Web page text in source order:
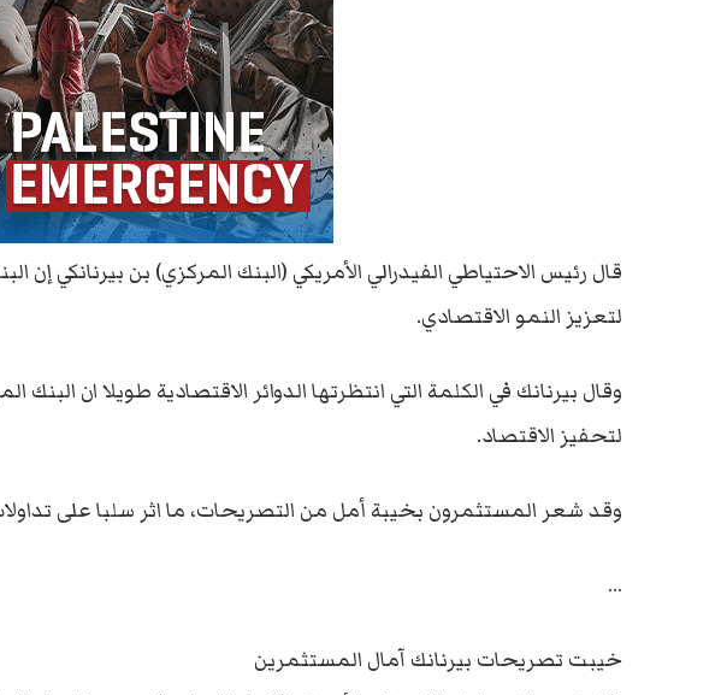
قال رئيس الاحتياطي الفيدرالي الأمريكي (البنك المركزي) بن بيرنانكي إن
لتعزيز النمو الاقتصادي.
وقال بيرنانك في الكلمة التي انتظرتها الدوائر الاقتصادية طويلا ان
لتحفيز الاقتصاد.
وقد شعر المستثمرون بخيبة أمل من التصريحات، ما اثر سلبا على
…
خيبت تصريحات بيرنانك آمال المستثمرين